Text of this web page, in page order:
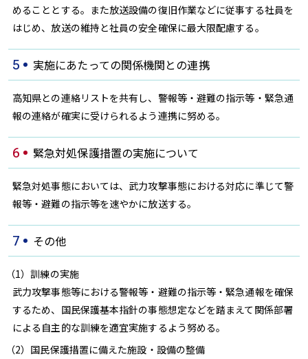
めることとする。また放送設備の復旧作業などに従事する社員を
はじめ、放送の維持と社員の安全確保に最大限配慮する。
5 実施にあたっての関係機関との連携
高知県との連絡リストを共有し、警報等・避難の指示等・緊急通
報の連絡が確実に受けられるよう連携に努める。
6 緊急対処保護措置の実施について
緊急対処事態においては、武力攻撃事態における対応に準じて警
報等・避難の指示等を速やかに放送する。
7 その他
（1）訓練の実施
武力攻撃事態等における警報等・避難の指示等・緊急通報を確保
するため、国民保護基本指針の事態想定などを踏まえて関係部署
による自主的な訓練を適宜実施するよう努める。
（2）国民保護措置に備えた施設・設備の整備